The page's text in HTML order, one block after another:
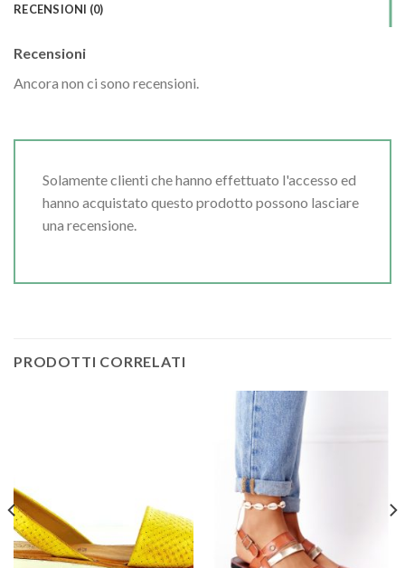
RECENSIONI (0)
Recensioni
Ancora non ci sono recensioni.
Solamente clienti che hanno effettuato l'accesso ed
hanno acquistato questo prodotto possono lasciare
una recensione.
PRODOTTI CORRELATI